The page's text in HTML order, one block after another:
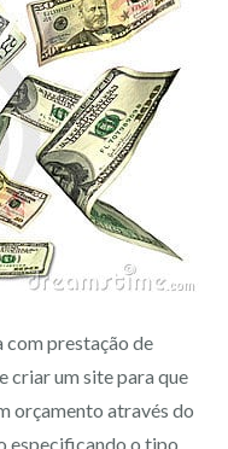
com prestação de
criar um site para que
orçamento através do
especificando o tipo